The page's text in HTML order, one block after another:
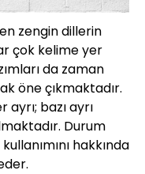
en zengin dillerin
çok kelime yer
da zaman
öne çıkmaktadır.
ayrı; bazı ayrı
Durum
hakkında